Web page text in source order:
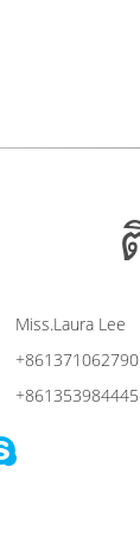
Miss.Laura Lee